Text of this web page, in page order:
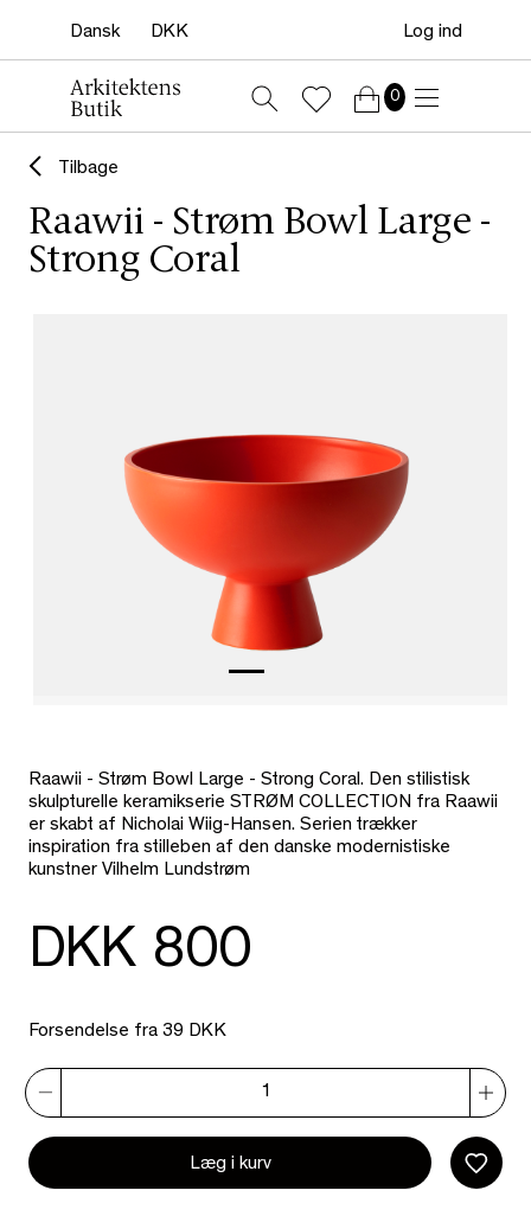
Log ind
0
Tilbage
Raawii - Strøm Bowl Large -
Strong Coral
Raawii - Strøm Bowl Large - Strong Coral. Den stilistisk
skulpturelle keramikserie STRØM COLLECTION fra Raawii
er skabt af Nicholai Wiig-Hansen. Serien trækker
inspiration fra stilleben af ​​den danske modernistiske
kunstner Vilhelm Lundstrøm
DKK 800
Forsendelse fra 39 DKK
Læg i kurv